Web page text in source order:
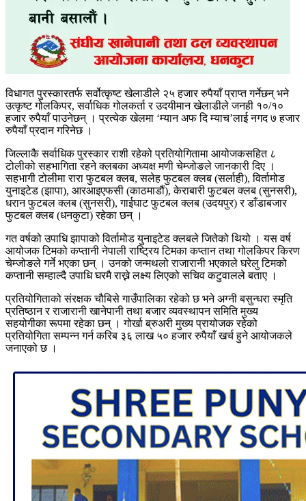
विधागत पुरस्कारतर्फ सर्वोत्कृष्ट खेलाडीले २५ हजार रुपैयाँ प्राप्त गर्नेछन् भने
उत्कृष्ट गोलकिपर, सर्वाधिक गोलकर्ता र उदयीमान खेलाडीले जनही १०/१०
हजार रुपैयाँ पाउनेछन् । प्रत्येक खेलमा ‘म्यान अफ दि म्याच’लाई नगद ७ हजार
रुपैयाँ प्रदान गरिनेछ ।
जिल्लाकै सर्वाधिक पुरस्कार राशी रहेको प्रतियोगितामा आयोजकसहित ८
टोलीको सहभागिता रहने क्लबका अध्यक्ष मणी चेम्जोङले जानकारी दिए ।
सहभागी टोलीमा रारा फुटबल क्लब, सलेह फुटबल क्लब (सर्लाही), विर्तामोड
युनाइटेड (झापा), आरआइएफसी (काठमाडौं), केराबारी फुटबल क्लब (सुनसरी),
धरान फुटबल क्लब (सुनसरी), गाईघाट फुटबल क्लब (उदयपुर) र डाँडाबजार
फुटबल क्लब (धनकुटा) रहेका छन् ।
गत वर्षको उपाधि झापाको विर्तामोड युनाइटेड क्लबले जितेको थियो । यस वर्ष
आयोजक टिमको कप्तानी नेपाली राष्ट्रिय टिमका कप्तान तथा गोलकिपर किरण
चेम्जोङले गर्ने भएका छन् । उनको जन्मथलो राजारानी भएकाले घरेलु टिमको
कप्तानी सम्हाल्दै उपाधि घरमै राख्ने लक्ष्य लिएको सचिव कटुवालले बताए ।
प्रतियोगिताको संरक्षक चौबिसे गाउँपालिका रहेको छ भने अग्नी बसुन्धरा स्मृति
प्रतिष्ठान र राजारानी खानेपानी तथा बजार व्यवस्थापन समिति मुख्य
सहयोगीका रूपमा रहेका छन् । गोर्खा ब्रुअरी मुख्य प्रायोजक रहेको
प्रतियोगिता सम्पन्न गर्न करिब ३६ लाख ५० हजार रुपैयाँ खर्च हुने आयोजकले
जनाएको छ ।